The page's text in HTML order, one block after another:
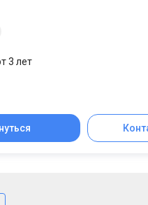
3 лет